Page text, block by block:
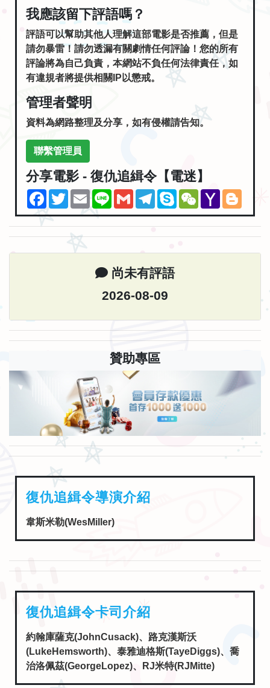
我應該留下評語嗎？
評語可以幫助其他人理解這部電影是否推薦，但是
請勿暴雷！請勿透漏有關劇情任何評論！您的所有
評論將為自己負責，本網站不負任何法律責任，如
有違規者將提供相關IP以懲戒。
管理者聲明
資料為網路整理及分享，如有侵權請告知。
聯繫管理員
分享電影 - 復仇追緝令【電迷】
Facebook
TwitterEmailLine GmailTelegramSkypeWeChatYahoo
Mail
尚未有評語
2026-08-09
贊助專區
復仇追緝令導演介紹
韋斯米勒(WesMiller)
復仇追緝令卡司介紹
約翰庫薩克(JohnCusack)、路克漢斯沃
(LukeHemsworth)、泰雅迪格斯(TayeDiggs)、喬
治洛佩茲(GeorgeLopez)、RJ米特(RJMitte)